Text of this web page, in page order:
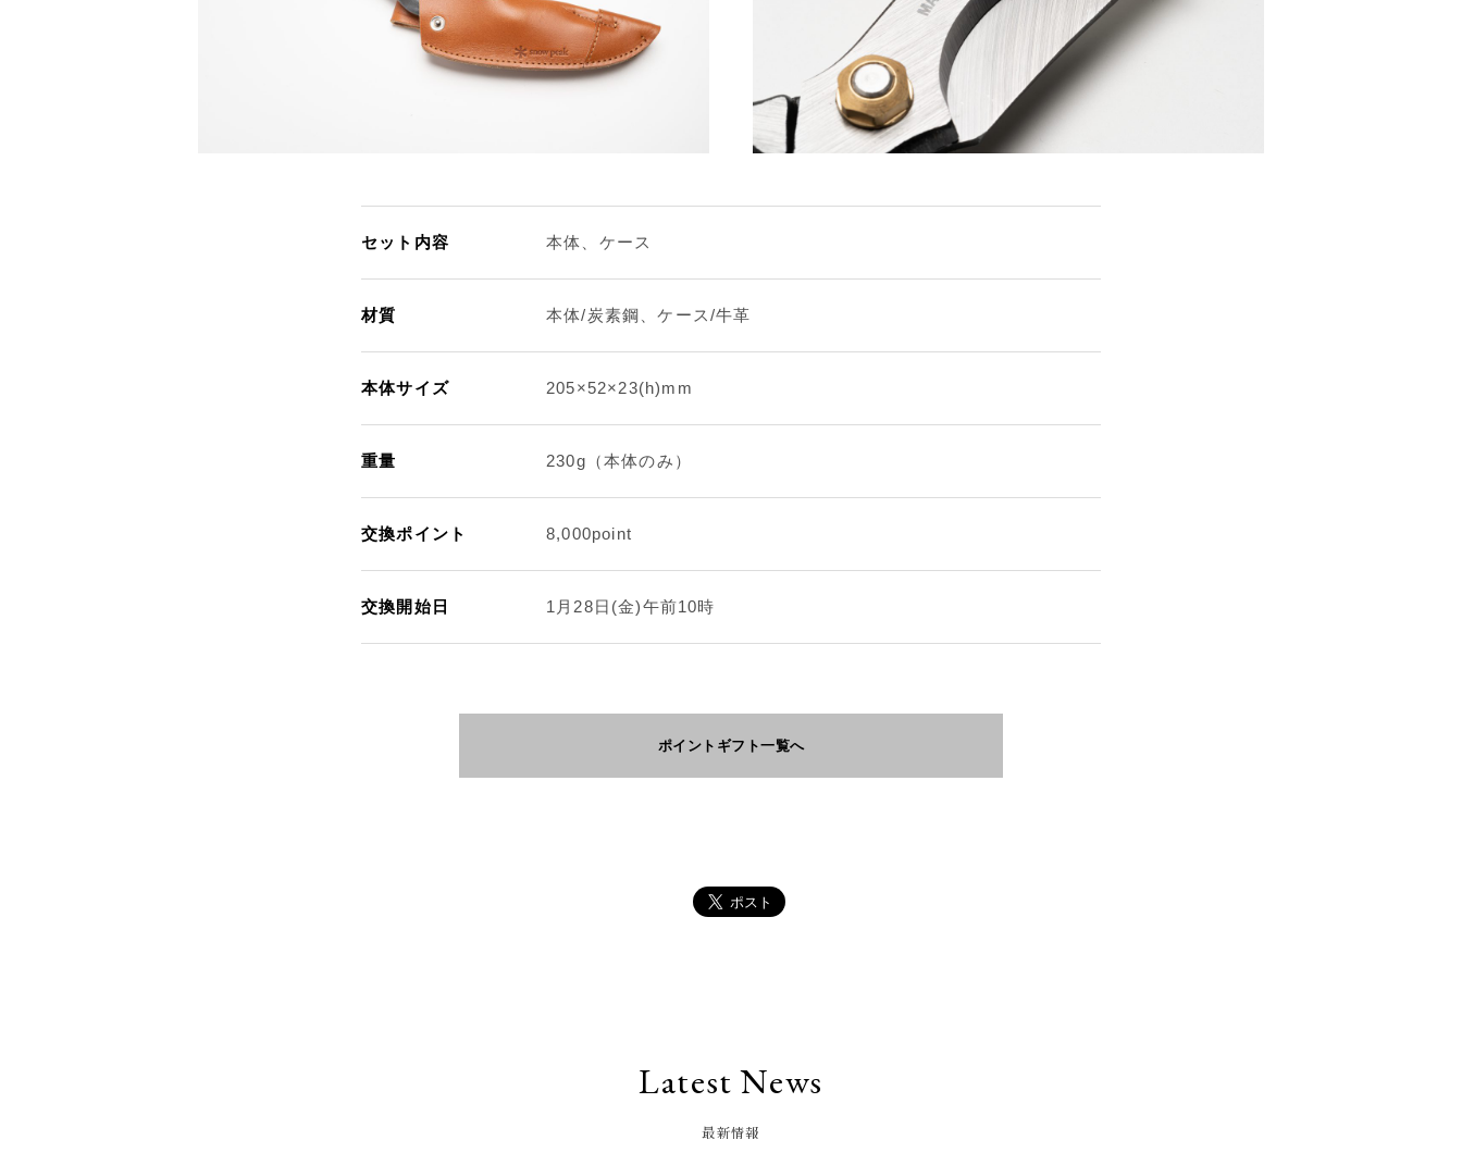
セット内容 本体、ケース
材質 本体/炭素鋼、ケース/牛革
本体サイズ 205×52×23(h)mm
重量 230g（本体のみ）
交換ポイント 8,000point
交換開始日 1月28日(金)午前10時
ポイントギフト一覧へ
Latest News
最新情報